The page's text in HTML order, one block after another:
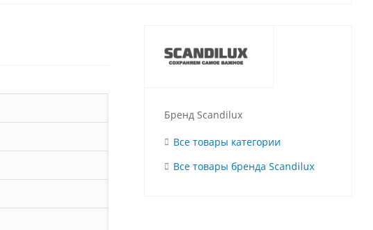
Бренд Scandilux
Все товары категории
Все товары бренда Scandilux